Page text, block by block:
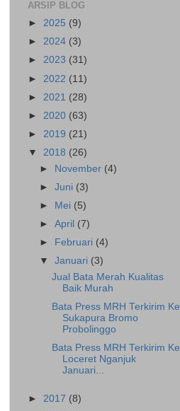
ARSIP BLOG
► 2025 (9)
► 2024 (3)
► 2023 (31)
► 2022 (11)
► 2021 (28)
► 2020 (63)
► 2019 (21)
▼ 2018 (26)
►
November (4)
►Juni (3)
►
Mei (5)
►April (7)
►
Februari (4)
▼Januari (3)
Jual Bata Merah Kualitas
Baik Murah
Bata Press MRH Terkirim Ke
Sukapura Bromo
Probolinggo
Bata Press MRH Terkirim Ke
Loceret Nganjuk
Januari...
► 2017 (8)